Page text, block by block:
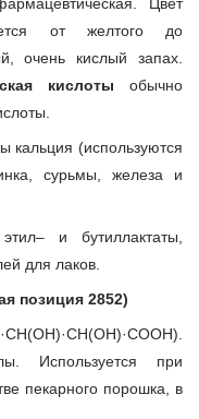
от желтого до
очень кислый запах.
кислоты обычно
кальция (используются
сурьмы, железа и
этил– и бутиллактаты,
для лаков.
позиция 2852)
Используется при
пекарного порошка, в